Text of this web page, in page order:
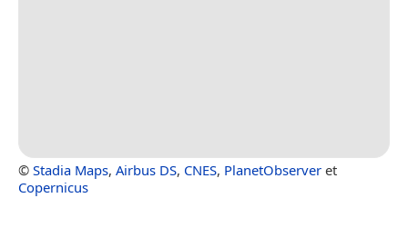
© Stadia Maps, Airbus DS, CNES, PlanetObserver et
Copernicus